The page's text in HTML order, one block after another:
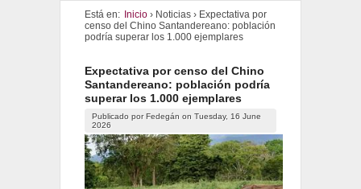
Está en: Inicio › Noticias › Expectativa por
censo del Chino Santandereano: población
podría superar los 1.000 ejemplares
Expectativa por censo del Chino
Santandereano: población podría
superar los 1.000 ejemplares
Publicado por Fedegán on Tuesday, 16 June
2026